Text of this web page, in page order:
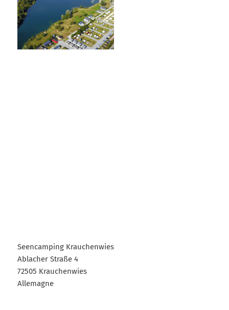
Seencamping Krauchenwies
Ablacher Straße 4
72505 Krauchenwies
Allemagne